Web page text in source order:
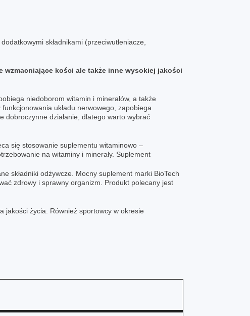
składnikami (przeciwutleniacze,
wzmacniające kości ale także inne wysokiej jakości
niedoborom witamin i minerałów, a także
układu nerwowego, zapobiega
dobroczynne działanie, dlatego warto wybrać
się stosowanie suplementu witaminowo –
na witaminy i minerały. Suplement
składniki odżywcze. Mocny suplement marki BioTech
zdrowy i sprawny organizm. Produkt polecany jest
jakości życia. Również sportowcy w okresie